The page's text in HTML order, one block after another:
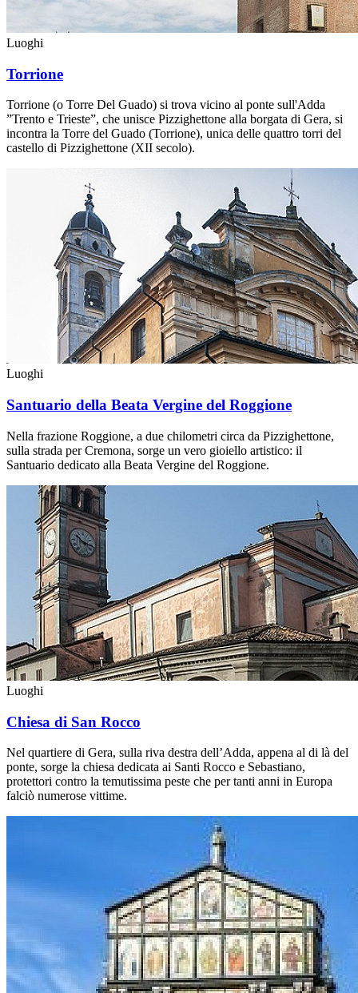
Luoghi
Torrione
Torrione (o Torre Del Guado) si trova vicino al ponte sull'Adda
”Trento e Trieste”, che unisce Pizzighettone alla borgata di Gera, si
incontra la Torre del Guado (Torrione), unica delle quattro torri del
castello di Pizzighettone (XII secolo).
Luoghi
Santuario della Beata Vergine del Roggione
Nella frazione Roggione, a due chilometri circa da Pizzighettone,
sulla strada per Cremona, sorge un vero gioiello artistico: il
Santuario dedicato alla Beata Vergine del Roggione.
Luoghi
Chiesa di San Rocco
Nel quartiere di Gera, sulla riva destra dell’Adda, appena al di là del
ponte, sorge la chiesa dedicata ai Santi Rocco e Sebastiano,
protettori contro la temutissima peste che per tanti anni in Europa
falciò numerose vittime.